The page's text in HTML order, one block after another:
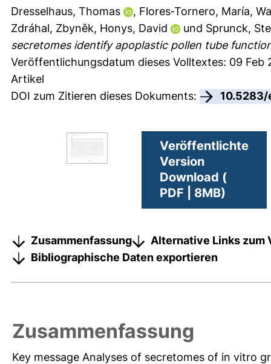
Dresselhaus, Thomas , Flores‑Tornero, María,
Zdráhal, Zbyněk, Honys, David und Sprunck,
secretomes identify apoplastic pollen tube
Veröffentlichungsdatum dieses Volltextes: 09 Feb
Artikel
DOI zum Zitieren dieses Dokuments:
Veröffentlichte
Version
Download (
PDF | 8MB)
Zusammenfassung
Alternative Links zum
Bibliographische Daten exportieren
Zusammenfassung
Key message Analyses of secretomes of in vitro